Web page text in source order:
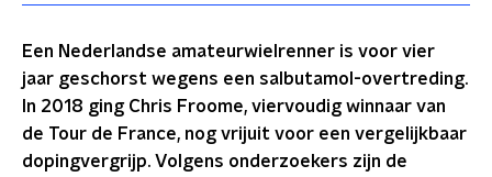
Een Nederlandse amateurwielrenner is voor vier
jaar geschorst wegens een salbutamol-overtreding.
In 2018 ging Chris Froome, viervoudig winnaar van
de Tour de France, nog vrijuit voor een vergelijkbaar
dopingvergrijp. Volgens onderzoekers zijn de